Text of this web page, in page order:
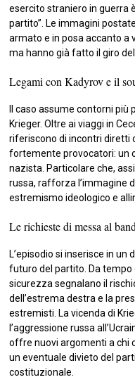
esercito straniero in guerra
partito”. Le immagini
armato e in posa accanto a
ma hanno già fatto il giro
Legami con Kadyrov e il
Il caso assume contorni
Krieger. Oltre ai viaggi in
riferiscono di incontri diretti
fortemente provocatori: un
nazista. Particolare che,
russa, rafforza l’immagine
estremismo ideologico e
Le richieste di messa al
L’episodio si inserisce in un
futuro del partito. Da tempo
sicurezza segnalano il
dell’estrema destra e la
estremisti. La vicenda di
l’aggressione russa
offre nuovi argomenti a chi
un eventuale divieto del
costituzionale.